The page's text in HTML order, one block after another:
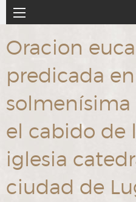
al
principal
Navegación
principal
Oracion
predicada
el cabido de
iglesia
ciudad de